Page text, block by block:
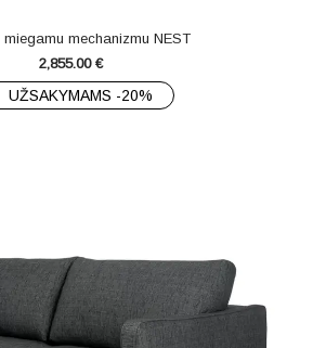
mechanizmu NEST
2,855.00 €
UŽSAKYMAMS -20%